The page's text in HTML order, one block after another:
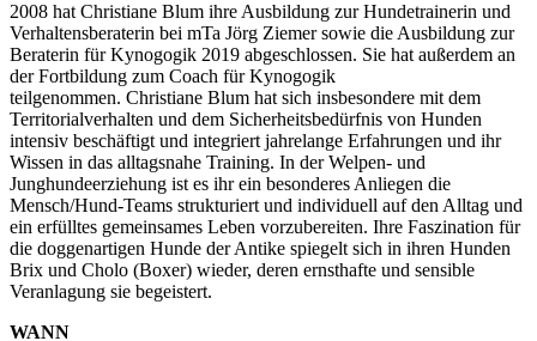
2008 hat Christiane Blum ihre Ausbildung zur Hundetrainerin und
Verhaltensberaterin bei mTa Jörg Ziemer sowie die Ausbildung zur
Beraterin für Kynogogik 2019 abgeschlossen. Sie hat außerdem an
der Fortbildung zum Coach für Kynogogik
teilgenommen. Christiane Blum hat sich insbesondere mit dem
Territorialverhalten und dem Sicherheitsbedürfnis von Hunden
intensiv beschäftigt und integriert jahrelange Erfahrungen und ihr
Wissen in das alltagsnahe Training. In der Welpen- und
Junghundeerziehung ist es ihr ein besonderes Anliegen die
Mensch/Hund-Teams strukturiert und individuell auf den Alltag und
ein erfülltes gemeinsames Leben vorzubereiten. Ihre Faszination für
die doggenartigen Hunde der Antike spiegelt sich in ihren Hunden
Brix und Cholo (Boxer) wieder, deren ernsthafte und sensible
Veranlagung sie begeistert.
WANN